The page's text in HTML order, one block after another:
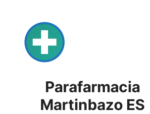
content
Parafarmacia
Martinbazo ES